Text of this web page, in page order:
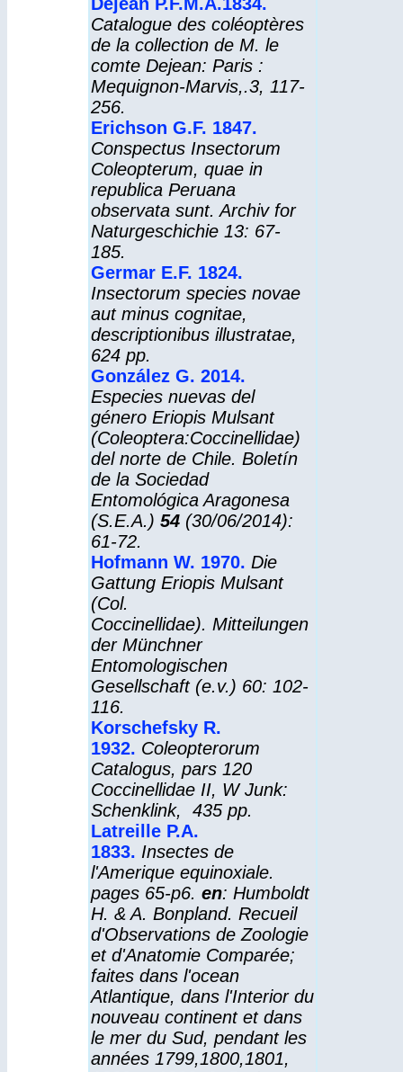
Catalogue des coléoptères
de la collection de M. le
comte Dejean: Paris :
Mequignon-Marvis,.3, 117-
256.
Erichson G.F. 1847.
Conspectus Insectorum
Coleopterum, quae in
republica Peruana
observata sunt. Archiv for
Naturgeschichie 13: 67-
185.
Germar E.F. 1824.
Insectorum species novae
aut minus cognitae,
descriptionibus illustratae,
624 pp.
González G. 2014.
Especies nuevas del
género EriopisMulsant
(Coleoptera:Coccinellidae)
del norte de Chile. Boletín
de la Sociedad
Entomológica Aragonesa
(S.E.A.) 54(30/06/2014):
61-72.
Hofmann W. 1970. Die
Gattung EriopisMulsant
(Col.
Coccinellidae). Mitteilungen
der Münchner
Entomologischen
Gesellschaft(e.v.) 60: 102-
116.
Korschefsky R.
1932. Coleopterorum
Catalogus, pars 120
Coccinellidae II, W Junk:
Schenklink, 435 pp.
Latreille P.A.
1833. Insectes de
l'Amerique equinoxiale.
pages 65-p6. en: Humboldt
H. & A. Bonpland. Recueil
d'Observations de Zoologie
et d'Anatomie Comparée;
faites dans l'ocean
Atlantique, dans l'Interior du
nouveau continent et dans
le mer du Sud, pendant les
années 1799,1800,1801,